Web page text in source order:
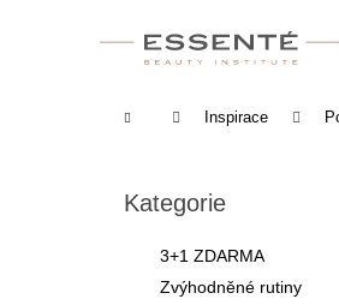
Domů Inspirace
Přeskočit kategorie
Kategorie
3+1 ZDARMA
Zvýhodněné rutiny